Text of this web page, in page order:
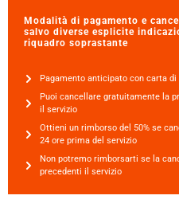
Modalità di pagamento e
salvo diverse esplicite
riquadro soprastante
Pagamento anticipato con carta
Puoi cancellare gratuitamente la
il servizio
Ottieni un rimborso del 50% se
24 ore prima del servizio
Non potremo rimborsarti se la
precedenti il servizio